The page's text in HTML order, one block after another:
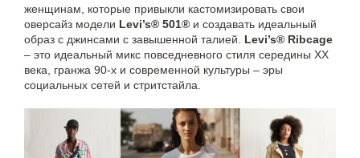
женщинам, которые привыкли кастомизировать свои
оверсайз модели Levi’s® 501® и создавать идеальный
образ с джинсами с завышенной талией. Levi’s® Ribcage
– это идеальный микс повседневного стиля середины XX
века, гранжа 90-х и современной культуры – эры
социальных сетей и стритстайла.